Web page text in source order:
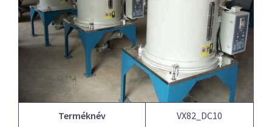
Terméknév VX82_DC10